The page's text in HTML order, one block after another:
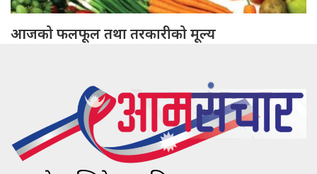
आजको फलफूल तथा तरकारीको मूल्य